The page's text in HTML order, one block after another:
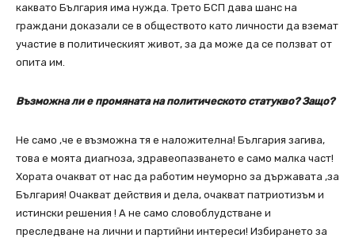
каквато България има нужда. Трето БСП дава шанс на
граждани доказали се в обществото като личности да вземат
участие в политическият живот, за да може да се ползват от
опита им.
Възможна ли е промяната на политическото статукво? Защо?
Не само ,че е възможна тя е наложителна! България загива,
това е моята диагноза, здравеопазването е само малка част!
Хората очакват от нас да работим неуморно за държавата ,за
България! Очакват действия и дела, очакват патриотизъм и
истински решения ! А не само словоблудстване и
преследване на лични и партийни интереси! Избирането за